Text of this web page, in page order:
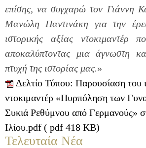
επίσης, να συγχαρώ τον Γιάννη
Μανώλη Παντινάκη για την
ιστορικής αξίας ντοκιμαντέρ
αποκαλύπτοντας μια άγνωστη
πτυχή της ιστορίας μας.»
Δελτίο Τύπου: Παρουσίαση του
ντοκιμαντέρ «Πυρπόληση των
Συκιά Ρεθύμνου από Γερμανούς»
Ιλίου.pdf ( pdf 418 KB)
Τελευταία Νέα